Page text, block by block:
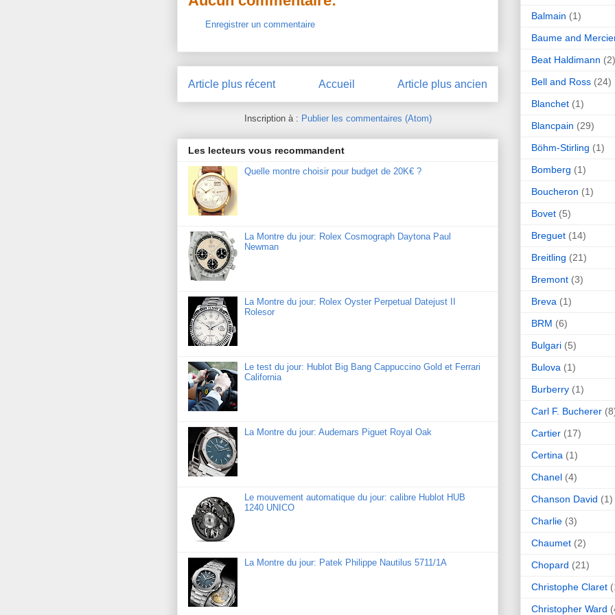
Enregistrer un commentaire
Article plus récent Article plus ancien
Accueil
Inscription à : Publier les commentaires (Atom)
Les lecteurs vous recommandent
Quelle montre choisir pour budget de 20K€ ?
La Montre du jour: Rolex Cosmograph Daytona Paul
Newman
La Montre du jour: Rolex Oyster Perpetual Datejust II
Rolesor
Le test du jour: Hublot Big Bang Cappuccino Gold et Ferrari
California
La Montre du jour: Audemars Piguet Royal Oak
Le mouvement automatique du jour: calibre Hublot HUB
1240 UNICO
La Montre du jour: Patek Philippe Nautilus 5711/1A
Balmain (1)
Baume and
Beat Haldimann (2)
Bell and Ross (24)
Blanchet (1)
Blancpain (29)
Böhm-Stirling (1)
Bomberg (1)
Boucheron (1)
Bovet (5)
Breguet (14)
Breitling (21)
Bremont (3)
Breva (1)
BRM (6)
Bulgari (5)
Bulova (1)
Burberry (1)
Carl F. Bucherer
Cartier (17)
Certina (1)
Chanel (4)
Chanson David (1)
Charlie (3)
Chaumet (2)
Chopard (21)
Christophe Claret
Christopher Ward